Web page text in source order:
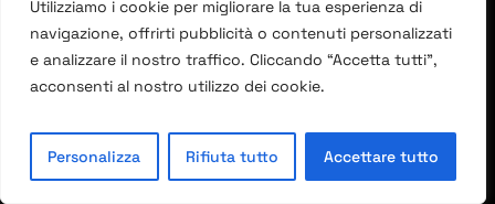
Utilizziamo i cookie per migliorare la tua esperienza di
navigazione, offrirti pubblicità o contenuti personalizzati
e analizzare il nostro traffico. Cliccando “Accetta tutti”,
acconsenti al nostro utilizzo dei cookie.
Personalizza Rifiuta tutto Accettare tutto